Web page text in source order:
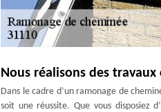
Nous réalisons des
Dans le cadre d’un ramonage de
soit une réussite. Que vous disposiez